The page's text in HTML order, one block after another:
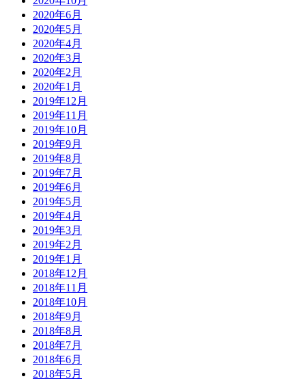
2020年6月
2020年5月
2020年4月
2020年3月
2020年2月
2020年1月
2019年12月
2019年11月
2019年10月
2019年9月
2019年8月
2019年7月
2019年6月
2019年5月
2019年4月
2019年3月
2019年2月
2019年1月
2018年12月
2018年11月
2018年10月
2018年9月
2018年8月
2018年7月
2018年6月
2018年5月